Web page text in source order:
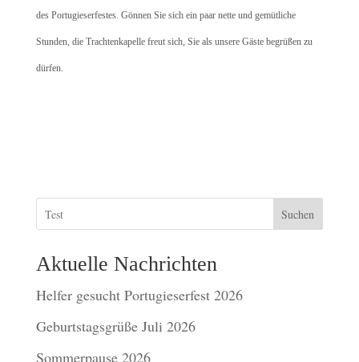
des Portugieserfestes. Gönnen Sie sich ein paar nette und gemütliche
Stunden, die Trachtenkapelle freut sich, Sie als unsere Gäste begrüßen zu
dürfen.
Suchen
Aktuelle Nachrichten
Helfer gesucht Portugieserfest 2026
Geburtstagsgrüße Juli 2026
Sommerpause 2026